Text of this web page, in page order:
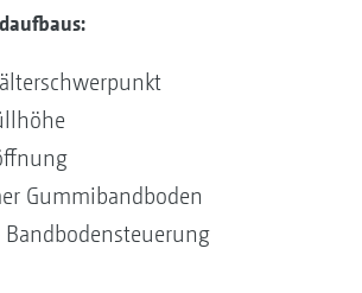
Gummibandboden